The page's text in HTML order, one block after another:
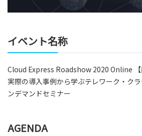
イベント名称
Cloud Express Roadshow 2020 Online 【
実際の導入事例から学ぶテレワーク・ク
ンデマンドセミナー
AGENDA